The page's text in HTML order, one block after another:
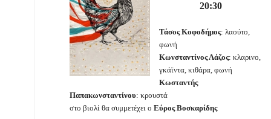
20:30
Τάσος Κοφοδήμος: λαούτο,
φωνή
Κωνσταντίνος Λάζος: κλαρινο,
γκάϊντα, κιθάρα, φωνή
Κωσταντής
Παπακωνσταντίνου: κρουστά
στο βιολί θα συμμετέχει ο Εύρος Βοσκαρίδης